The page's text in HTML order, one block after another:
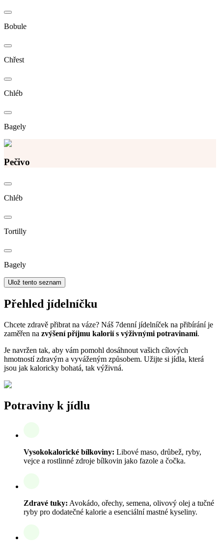
Bobule
Chřest
Chléb
Bagely
Pečivo
Chléb
Tortilly
Bagely
Ulož tento seznam
Přehled jídelníčku
Chcete zdravě přibrat na váze? Náš 7denní jídelníček na přibírání je
zaměřen na zvýšení příjmu kalorií s výživnými potravinami.
Je navržen tak, aby vám pomohl dosáhnout vašich cílových
hmotností zdravým a vyváženým způsobem. Užijte si jídla, která
jsou jak kaloricky bohatá, tak výživná.
Potraviny k jídlu
Vysokokalorické bílkoviny: Libové maso, drůbež, ryby,
vejce a rostlinné zdroje bílkovin jako fazole a čočka.
Zdravé tuky: Avokádo, ořechy, semena, olivový olej a tučné
ryby pro dodatečné kalorie a esenciální mastné kyseliny.